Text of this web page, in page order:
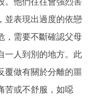
並表現出過度的依戀
，需要不斷確認父母
一人到別的地方。此
覆做有關於分離的噩
苦或不舒服，如噁